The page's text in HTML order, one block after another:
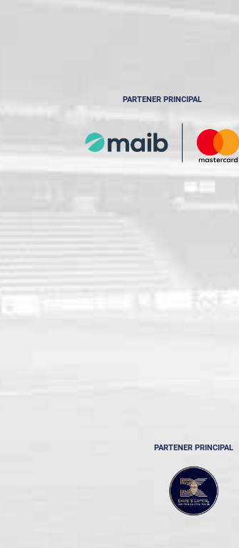
PARTENER PRINCIPAL
PARTENER PRINCIPAL